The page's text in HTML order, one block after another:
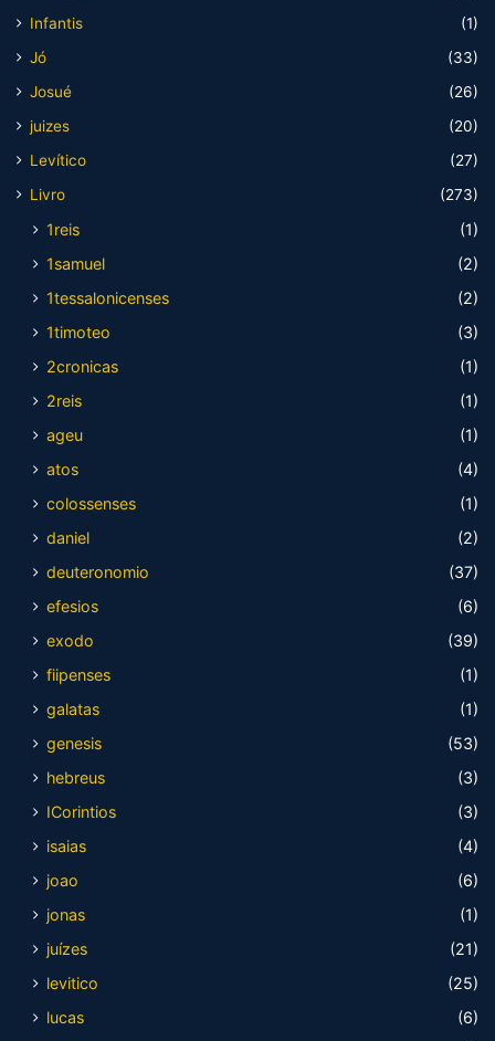
Infantis
(1)
Jó
(33)
Josué
(26)
juizes
(20)
Levítico
(27)
Livro
(273)
1reis
(1)
1samuel
(2)
1tessalonicenses
(2)
1timoteo
(3)
2cronicas
(1)
2reis
(1)
ageu
(1)
atos
(4)
colossenses
(1)
daniel
(2)
deuteronomio
(37)
efesios
(6)
exodo
(39)
fiipenses
(1)
galatas
(1)
genesis
(53)
hebreus
(3)
ICorintios
(3)
isaias
(4)
joao
(6)
jonas
(1)
juízes
(21)
levitico
(25)
lucas
(6)